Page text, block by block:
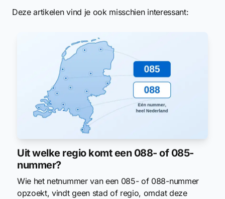
Deze artikelen vind je ook misschien interessant:
Uit welke regio komt een 088- of 085-
nummer?
Wie het netnummer van een 085- of 088-nummer
opzoekt, vindt geen stad of regio, omdat deze